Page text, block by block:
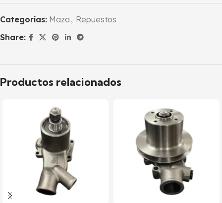
Categorías: Maza , Repuestos
Share:
Productos relacionados